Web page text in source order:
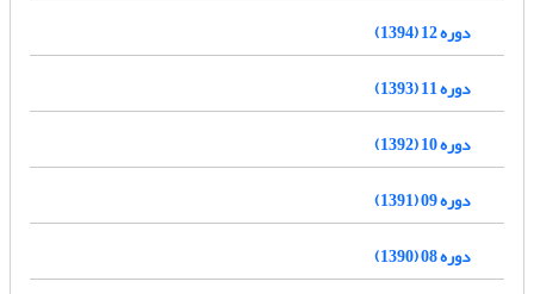
دوره 12 (1394)
دوره 11 (1393)
دوره 10 (1392)
دوره 09 (1391)
دوره 08 (1390)